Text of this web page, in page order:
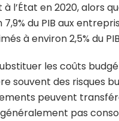
l’État en 2020, alors
du PIB aux
à environ 2,5% du
les coûts
souvent des risques
peuvent
pas